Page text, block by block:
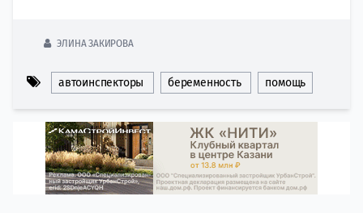
ЭЛИНА ЗАКИРОВА
автоинспекторы беременность помощь